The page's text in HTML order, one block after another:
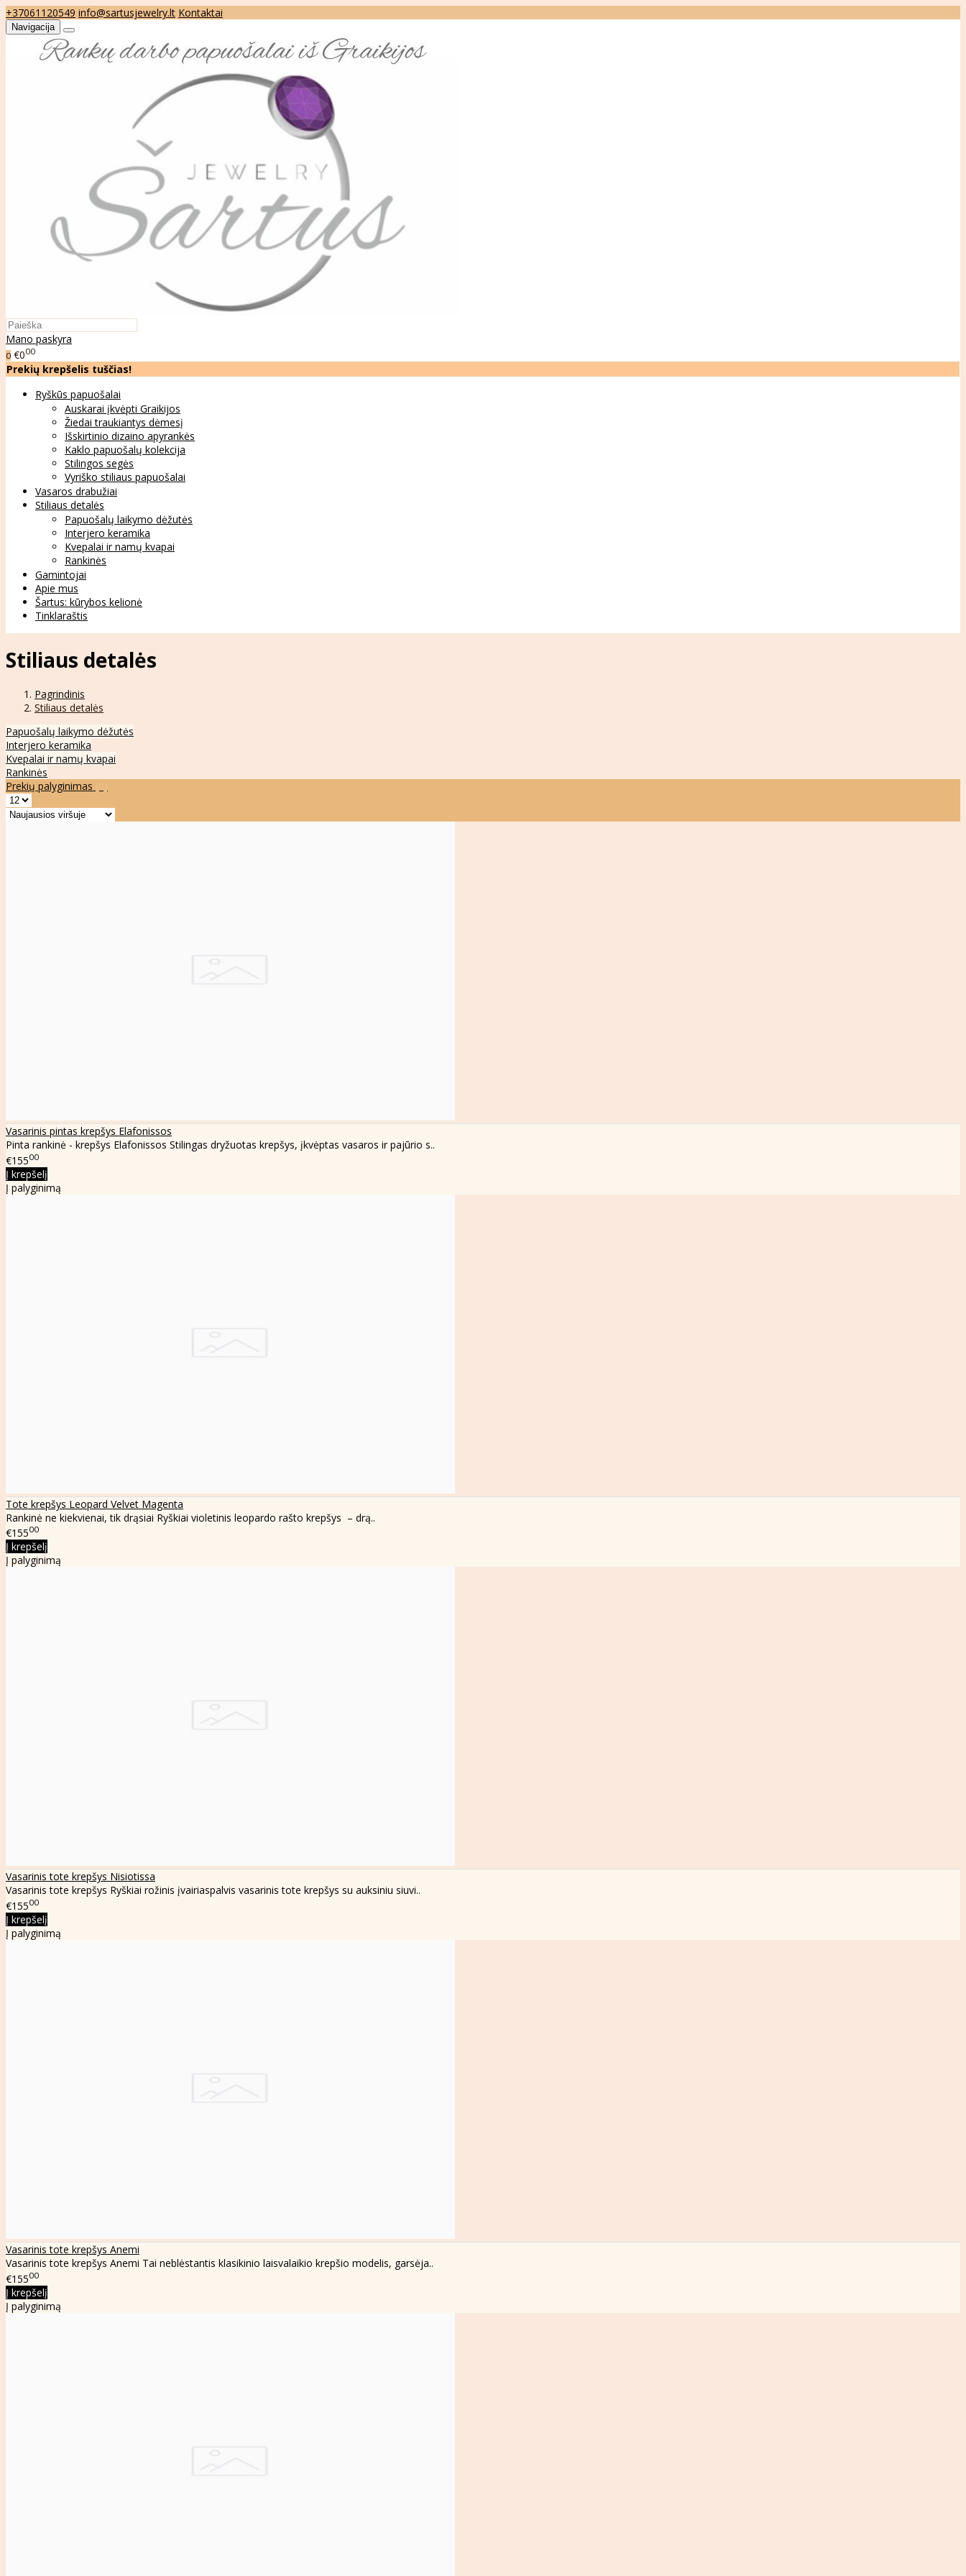
+37061120549 info@sartusjewelry.lt Kontaktai
Navigacija
Mano paskyra
0 €000
Prekių krepšelis tuščias!
Ryškūs papuošalai
Auskarai įkvėpti Graikijos
Žiedai traukiantys dėmesį
Išskirtinio dizaino apyrankės
Kaklo papuošalų kolekcija
Stilingos segės
Vyriško stiliaus papuošalai
Vasaros drabužiai
Stiliaus detalės
Papuošalų laikymo dėžutės
Interjero keramika
Kvepalai ir namų kvapai
Rankinės
Gamintojai
Apie mus
Šartus: kūrybos kelionė
Tinklaraštis
Stiliaus detalės
Pagrindinis
Stiliaus detalės
Papuošalų laikymo dėžutės
Interjero keramika
Kvepalai ir namų kvapai
Rankinės
Prekių palyginimas
Vasarinis pintas krepšys Elafonissos
Pinta rankinė - krepšys Elafonissos Stilingas dryžuotas krepšys, įkvėptas vasaros ir pajūrio s..
€15500
Į krepšelį
Į palyginimą
Tote krepšys Leopard Velvet Magenta
Rankinė ne kiekvienai, tik drąsiai Ryškiai violetinis leopardo rašto krepšys – drą..
€15500
Į krepšelį
Į palyginimą
Vasarinis tote krepšys Nisiotissa
Vasarinis tote krepšys Ryškiai rožinis įvairiaspalvis vasarinis tote krepšys su auksiniu siuvi..
€15500
Į krepšelį
Į palyginimą
Vasarinis tote krepšys Anemi
Vasarinis tote krepšys Anemi Tai neblėstantis klasikinio laisvalaikio krepšio modelis, garsėja..
€15500
Į krepšelį
Į palyginimą